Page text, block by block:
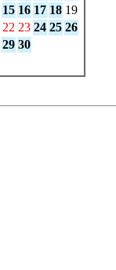
15 16 17 18 19
22 23 24 25 26
29 30